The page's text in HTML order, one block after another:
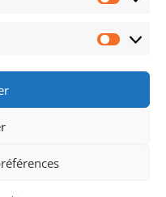
2026
Française des